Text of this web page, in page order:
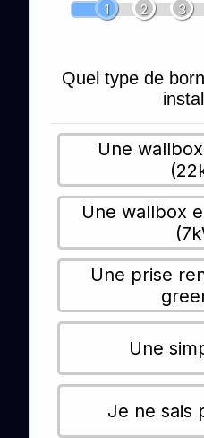
1 2 3
Quel type de
Une
Une wallbox
Une prise
Une
Je ne sais